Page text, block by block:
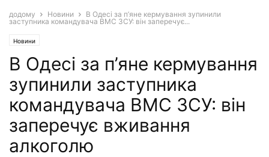
додому Новини
В Одесі за п’яне кермування зупинили
заступника командувача ВМС ЗСУ: він заперечує...
Новини
В Одесі за п’яне кермування
зупинили заступника
командувача ВМС ЗСУ: він
заперечує вживання
алкоголю